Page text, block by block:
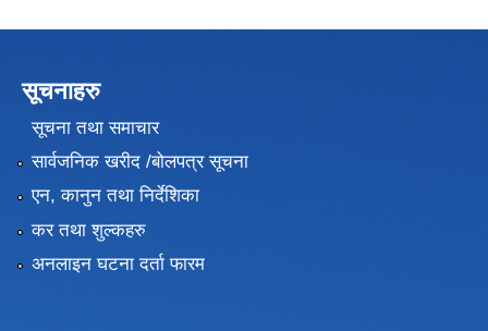
सूचनाहरु
सूचना तथा समाचार
सार्वजनिक खरीद /बोलपत्र सूचना
एन, कानुन तथा निर्देशिका
कर तथा शुल्कहरु
अनलाइन घटना दर्ता फारम